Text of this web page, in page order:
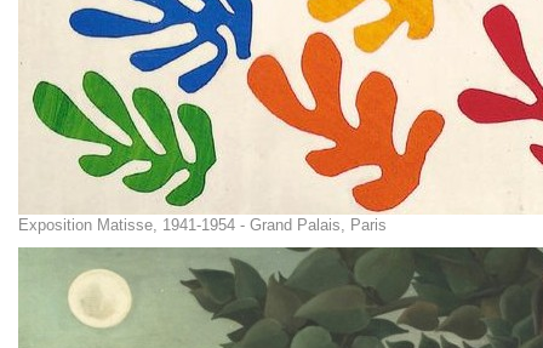
Exposition Matisse, 1941-1954 - Grand Palais, Paris